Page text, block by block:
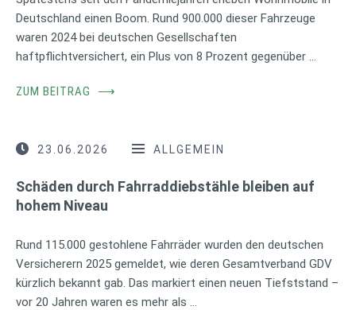
Deutschland einen Boom. Rund 900.000 dieser Fahrzeuge
waren 2024 bei deutschen Gesellschaften
haftpflichtversichert, ein Plus von 8 Prozent gegenüber …
ZUM BEITRAG ⟶
23.06.2026 ALLGEMEIN
Schäden durch Fahrraddiebstähle bleiben auf
hohem Niveau
Rund 115.000 gestohlene Fahrräder wurden den deutschen
Versicherern 2025 gemeldet, wie deren Gesamtverband GDV
kürzlich bekannt gab. Das markiert einen neuen Tiefststand –
vor 20 Jahren waren es mehr als …